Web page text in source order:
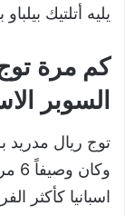
يليه أتلتيك بيلباو
كم مرة
السوبر
اسبانيا كأكثر